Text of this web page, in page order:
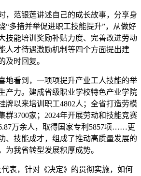
范银莲讲述自己的成长故事，分享身
“多措并举促进职工技能提升”，从做好
技能培训奖励补贴力度、完善改进劳动
人才待遇激励机制等四个方面提出建
及时回复。
看到，一项项提升产业工人技能的举
产力。建成省级职业学校特色产业学院
牌以来培训职工4802人；全省打造劳模
群3700家；2024年开展劳动和技能竞赛
万余人，取得国家专利5857项……更
、技能成才，组成了推动高质量发展的
为我省转型发展积厚成势。
，针对《决定》的贯彻实施，如何